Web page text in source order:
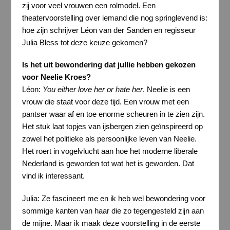
zij voor veel vrouwen een rolmodel. Een
theatervoorstelling over iemand die nog springlevend is:
hoe zijn schrijver Léon van der Sanden en regisseur
Julia Bless tot deze keuze gekomen?
Is het uit bewondering dat jullie hebben gekozen
voor Neelie Kroes?
Léon: You either love her or hate her. Neelie is een
vrouw die staat voor deze tijd. Een vrouw met een
pantser waar af en toe enorme scheuren in te zien zijn.
Het stuk laat topjes van ijsbergen zien geïnspireerd op
zowel het politieke als persoonlijke leven van Neelie.
Het roert in vogelvlucht aan hoe het moderne liberale
Nederland is geworden tot wat het is geworden. Dat
vind ik interessant.
Julia: Ze fascineert me en ik heb wel bewondering voor
sommige kanten van haar die zo tegengesteld zijn aan
de mijne. Maar ik maak deze voorstelling in de eerste